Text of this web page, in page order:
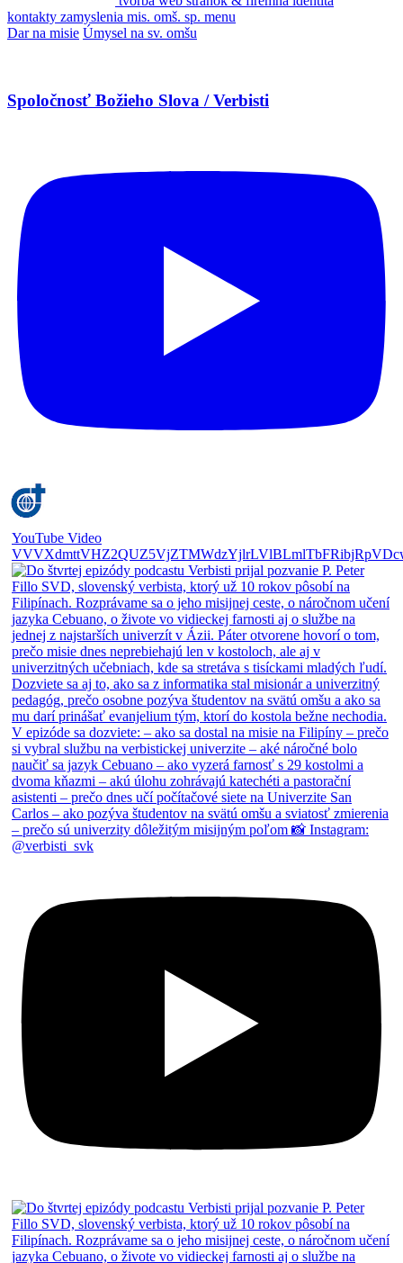
kontakty zamyslenia mis. omš. sp. menu
Dar na misie Úmysel na sv. omšu
Spoločnosť Božieho Slova / Verbisti
YouTube Video